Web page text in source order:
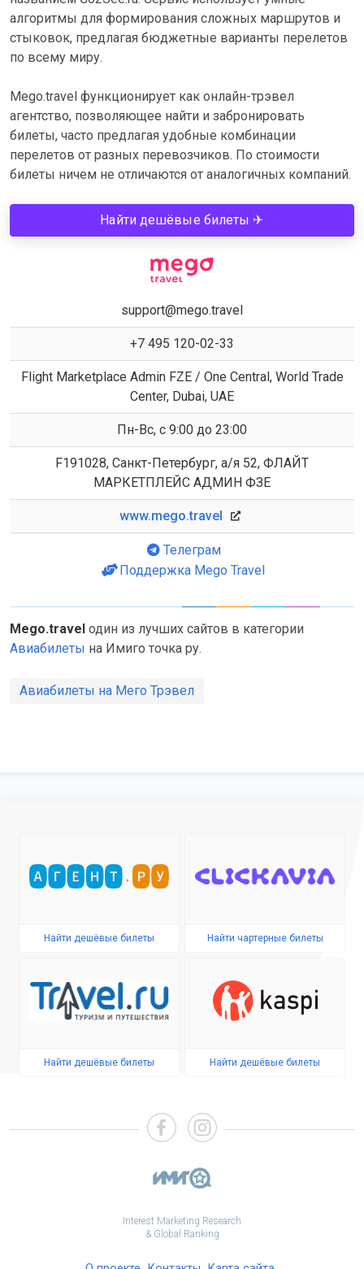
алгоритмы для формирования сложных маршрутов и
стыковок, предлагая бюджетные варианты перелетов
по всему миру.
Mego.travel функционирует как онлайн-трэвел
агентство, позволяющее найти и забронировать
билеты, часто предлагая удобные комбинации
перелетов от разных перевозчиков. По стоимости
билеты ничем не отличаются от аналогичных компаний.
Найти дешёвые билеты ✈
support@mego.travel
+7 495 120-02-33
Flight Marketplace Admin FZE / One Central, World Trade
Center, Dubai, UAE
Пн-Вс, с 9:00 до 23:00
F191028, Санкт-Петербург, а/я 52, ФЛАЙТ
МАРКЕТПЛЕЙС АДМИН ФЗЕ
www.mego.travel
Телеграм
Поддержка Mego Travel
Mego.travel один из лучших сайтов в категории
Авиабилеты на Имиго точка ру.
Авиабилеты на Мего Трэвел
Найти дешёвые билеты Найти чартерные билеты
Найти дешёвые билеты Найти дешёвые билеты
Interest Marketing Research
& Global Ranking